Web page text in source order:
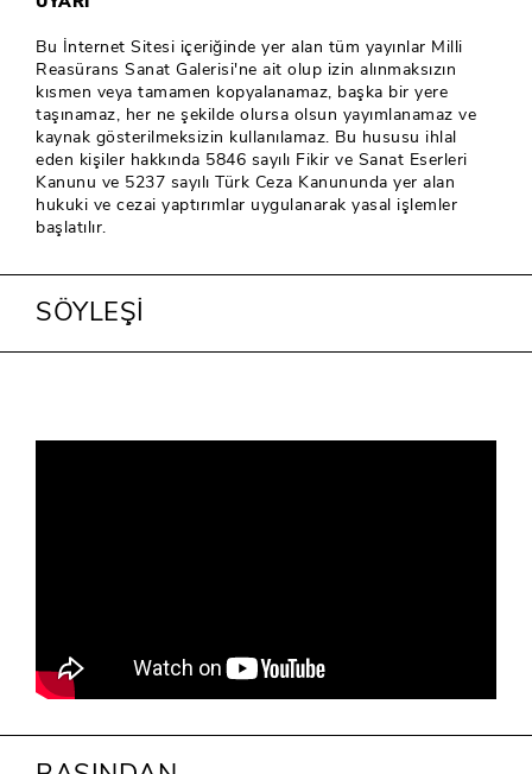
Bu İnternet Sitesi içeriğinde yer alan tüm yayınlar Milli
Reasürans Sanat Galerisi'ne ait olup izin alınmaksızın
kısmen veya tamamen kopyalanamaz, başka bir yere
taşınamaz, her ne şekilde olursa olsun yayımlanamaz ve
kaynak gösterilmeksizin kullanılamaz. Bu hususu ihlal
eden kişiler hakkında 5846 sayılı Fikir ve Sanat Eserleri
Kanunu ve 5237 sayılı Türk Ceza Kanununda yer alan
hukuki ve cezai yaptırımlar uygulanarak yasal işlemler
başlatılır.
SÖYLEŞİ